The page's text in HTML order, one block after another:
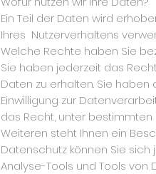
Ein Teil der Daten wird
Ihres Nutzerverhaltens
Welche Rechte haben Sie
Sie haben jederzeit das
Daten zu erhalten. Sie
Einwilligung zur
das Recht, unter
Weiteren steht Ihnen ein
Datenschutz können Sie sich
Analyse-Tools und Tools von